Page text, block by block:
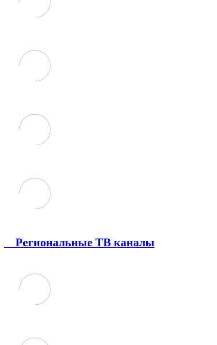
Региональные ТВ каналы